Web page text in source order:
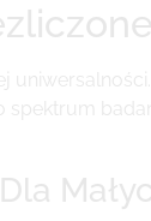
spektrum